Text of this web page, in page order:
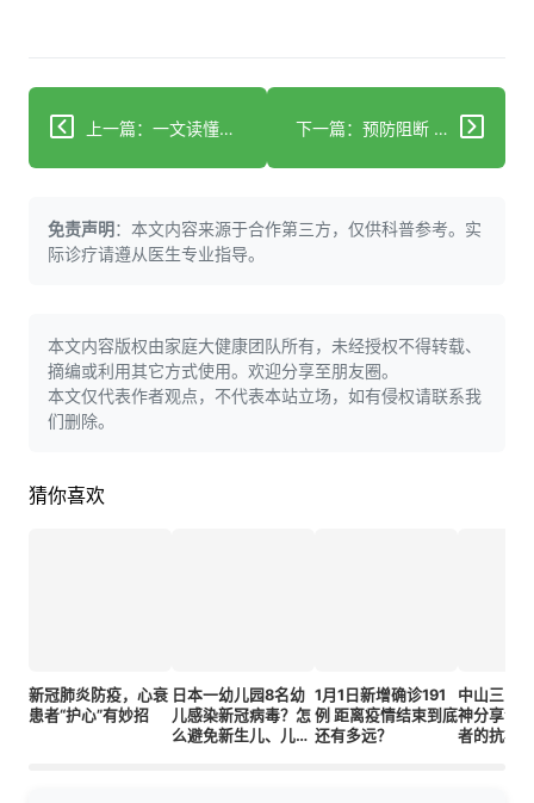
上一篇：一文读懂：该不该囤N95/KN95口罩？ 下一篇：预防阻断 共享健康
免责声明：本文内容来源于合作第三方，仅供科普参考。实
际诊疗请遵从医生专业指导。
本文内容版权由家庭大健康团队所有，未经授权不得转载、
摘编或利用其它方式使用。欢迎分享至朋友圈。
本文仅代表作者观点，不代表本站立场，如有侵权请联系我
们删除。
猜你喜欢
新冠肺炎防疫，心衰
患者“护心”有妙招
日本一幼儿园8名幼
儿感染新冠病毒？怎
么避免新生儿、儿童
1月1日新增确诊191
例 距离疫情结束到底
还有多远？
中山三院
神分享会
者的抗疫